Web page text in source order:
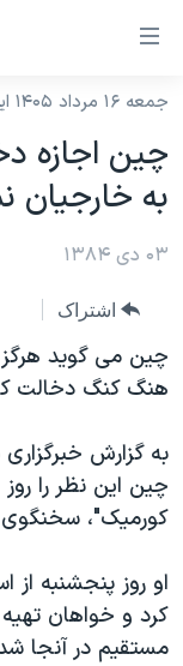
لینکهای
دسترسی
جهش
محتوای
اصلی
اصلی
جهش
جستجو
نسخه سبک
موضوع ها
ایران
آمریکا
ورزشی
ویژه برنامه‌ها
ویدیوها
حقوق شهروندی
اقتصادی
برنامه های
جدول برنامه ها
صفحه‌های ویژه
جام جهانی ۲۰۲۶
۲۵۰سالگی آمریکا
بایگانی برنامه‌های
انتخابات ریاست
حمله جمهوری
فرکانس‌های صدای
یادگیری زبان
جمعه ۱۶ مرداد ۱۴۰۵ ایران ۰۶:۴۲
چين اجازه
به خارجيان
۰۳ دی ۱۳۸۴
اشتراک
چين می گويد هرگز
هنگ کنگ دخالت
به گزارش
چين اين نظر را
کورميک"، سخنگوی
او روز پنجشنبه
کرد و خواهان
مستقيم در آنجا